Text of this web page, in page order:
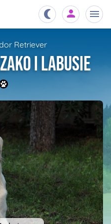
Retriever
I LABUSIE